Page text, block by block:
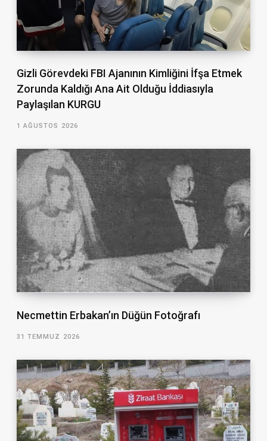
Gizli Görevdeki FBI Ajanının Kimliğini İfşa Etmek
Zorunda Kaldığı Ana Ait Olduğu İddiasıyla
Paylaşılan KURGU
1 AĞUSTOS 2026
Necmettin Erbakan’ın Düğün Fotoğrafı
31 TEMMUZ 2026